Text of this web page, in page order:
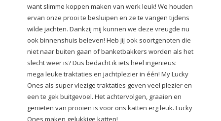
want slimme koppen maken van werk leuk! We houden
ervan onze prooi te besluipen en ze te vangen tijdens
wilde jachten. Dankzij mij kunnen we deze vreugde nu
ook binnenshuis beleven! Heb jij ook soortgenoten die
niet naar buiten gaan of banketbakkers worden als het
slecht weer is?Dus bedacht ik iets heel ingenieus:
mega leuke traktaties en jachtplezier in één! My Lucky
Ones als super vlezige traktaties geven veel plezier en
een te gek buitgevoel. Het achtervolgen, graaien en
genieten van prooien is voor ons katten erg leuk. Lucky
Ones maken gelukkige katten!